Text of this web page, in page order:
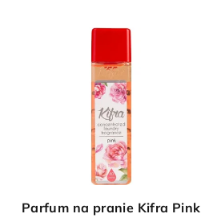
Parfum na pranie Kifra Pink